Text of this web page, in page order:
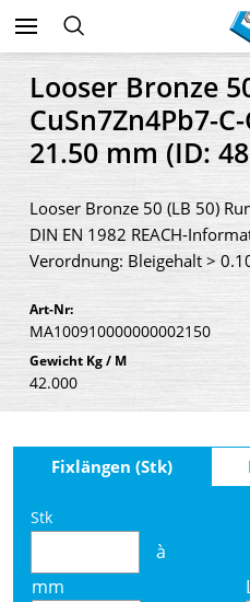
Looser Bronze
CuSn7Zn4Pb7-
21.50 mm (ID:
Looser Bronze 50 (LB 50)
DIN EN 1982 REACH-
Verordnung: Bleigehalt >
Art-Nr:
MA100910000000002150
Gewicht Kg / M
42.000
Fixlängen (Stk)
Stk
à
mm